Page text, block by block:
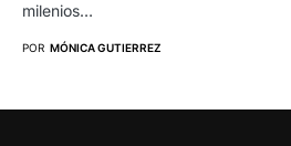
milenios…
POR MÓNICA GUTIERREZ